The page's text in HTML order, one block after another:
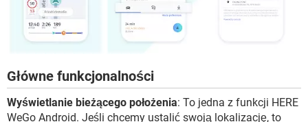
Główne funkcjonalności
Wyświetlanie bieżącego położenia: To jedna z funkcji HERE
WeGo Android. Jeśli chcemy ustalić swoją lokalizację, to